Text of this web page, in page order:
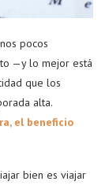
pocos
—y lo mejor está
que los
alta.
el beneficio
bien es viajar